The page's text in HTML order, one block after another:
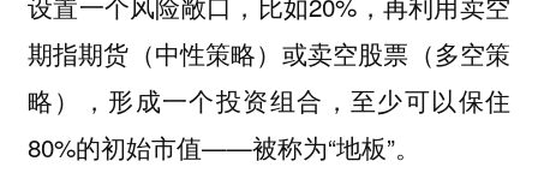
期指期货（中性策略）或卖空股票（多空策
略），形成一个投资组合 ，至少可以保住
80%的初始市值——被称为“地板”。